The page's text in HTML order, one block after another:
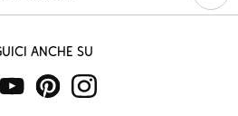
anche su